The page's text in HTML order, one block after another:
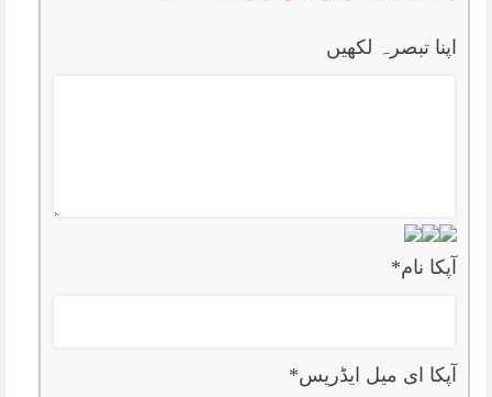
اپنا تبصرہ لکھیں
آپکا نام*
آپکا ای میل ایڈریس*